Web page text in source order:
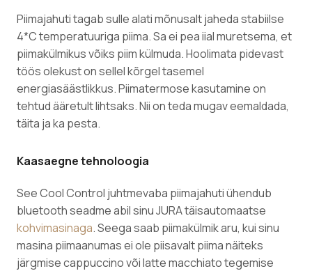
Piimajahuti tagab sulle alati mõnusalt jaheda stabiilse
4*C temperatuuriga piima. Sa ei pea iial muretsema, et
piimakülmikus võiks piim külmuda. Hoolimata pidevast
töös olekust on sellel kõrgel tasemel
energiasäästlikkus. Piimatermose kasutamine on
tehtud ääretult lihtsaks. Nii on teda mugav eemaldada,
täita ja ka pesta.
Kaasaegne tehnoloogia
See Cool Control juhtmevaba piimajahuti ühendub
bluetooth seadme abil sinu JURA täisautomaatse
kohvimasinaga. Seega saab piimakülmik aru, kui sinu
masina piimaanumas ei ole piisavalt piima näiteks
järgmise cappuccino või latte macchiato tegemise